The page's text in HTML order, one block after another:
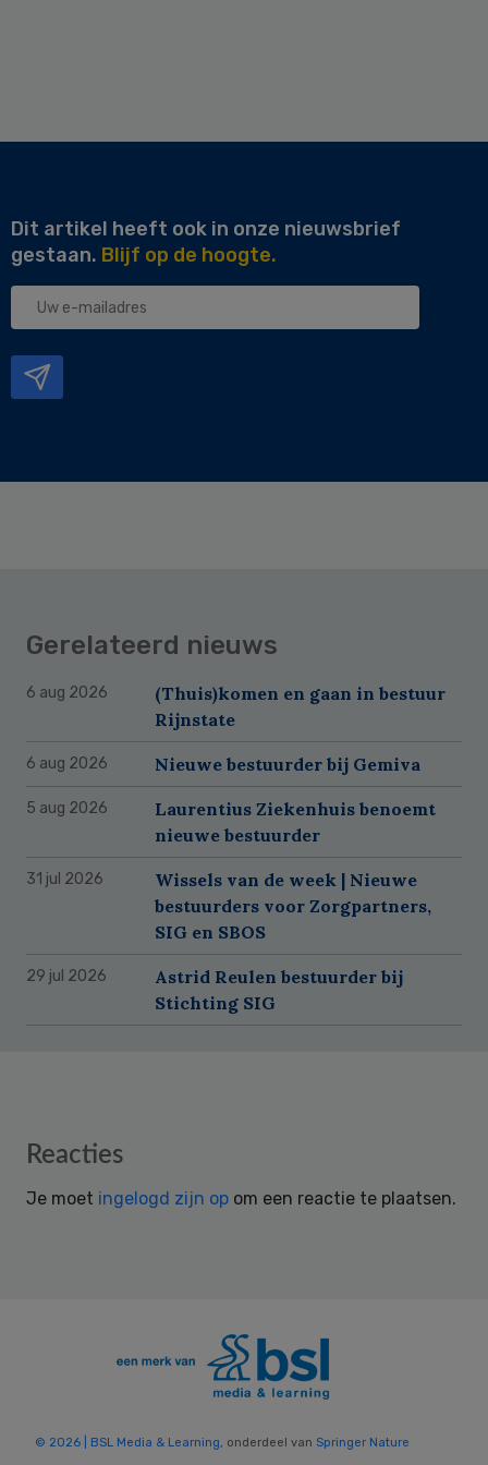
Dit artikel heeft ook in onze nieuwsbrief
gestaan. Blijf op de hoogte.
Uw
Gerelateerd nieuws
6 aug 2026
(Thuis)komen en gaan in bestuur
Rijnstate
6 aug 2026 Nieuwe bestuurder bij Gemiva
5 aug 2026
Laurentius Ziekenhuis benoemt
nieuwe bestuurder
31 jul 2026
Wissels van de week | Nieuwe
bestuurders voor Zorgpartners,
SIG en SBOS
29 jul 2026
Astrid Reulen bestuurder bij
Stichting SIG
Reader
Reacties
Je moet ingelogd zijn op om een reactie te plaatsen.
© 2026 | BSL Media & Learning, onderdeel van Springer Nature